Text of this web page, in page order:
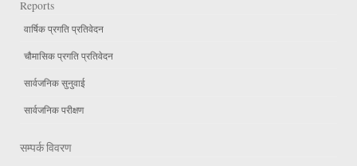
Reports
वार्षिक प्रगति प्रतिवेदन
चौमासिक प्रगति प्रतिवेदन
सार्वजनिक सुनुवाई
सार्वजनिक परीक्षण
सम्पर्क विवरण